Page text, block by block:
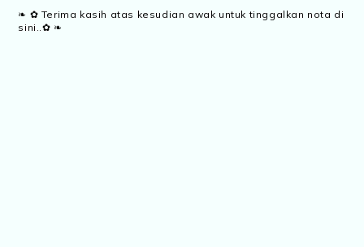
❧ ✿ Terima kasih atas kesudian awak untuk tinggalkan nota di
sini..✿ ❧